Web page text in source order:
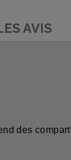
AVIS
des